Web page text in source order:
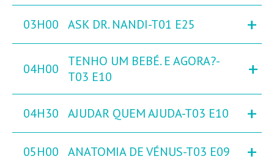
03H00 ASK DR. NANDI-T01 E25 +
04H00
TENHO UM BEBÉ. E AGORA?-
T03 E10
+
04H30 AJUDAR QUEM AJUDA-T03 E10 +
05H00 ANATOMIA DE VÉNUS-T03 E09 +